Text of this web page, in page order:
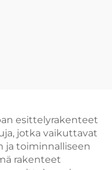
esittelyrakenteet
jotka vaikuttavat
ja toiminnalliseen
rakenteet